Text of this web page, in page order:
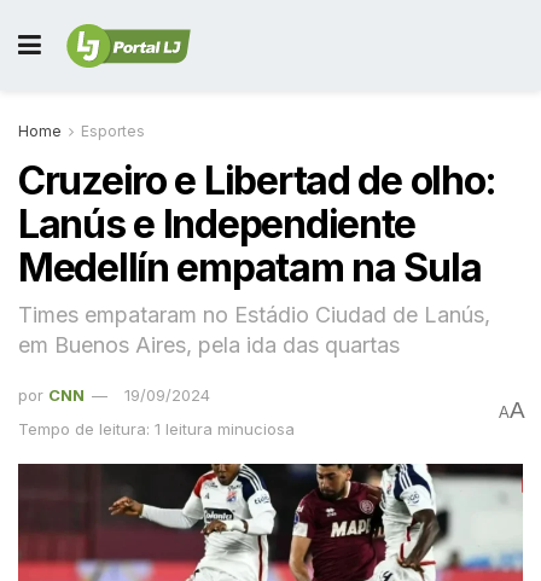
Home Esportes
Cruzeiro e Libertad de olho:
Lanús e Independiente
Medellín empatam na Sula
Times empataram no Estádio Ciudad de Lanús,
em Buenos Aires, pela ida das quartas
por CNN
19/09/2024
Tempo de leitura: 1 leitura minuciosa
AA